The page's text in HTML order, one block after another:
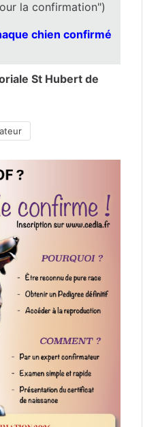
la confirmation")
chien confirmé
St Hubert de